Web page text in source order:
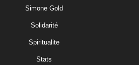
Simone Gold
Solidarité
Spiritualite
Stats